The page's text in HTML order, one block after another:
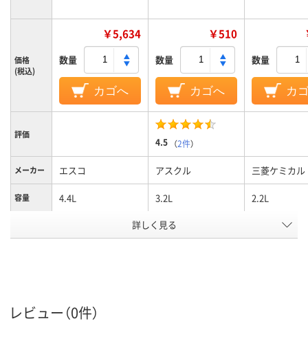
価格
(税込)
￥5,634
数量
カゴへ
￥510
数量
カゴへ
数量
カ
評価
4.5 （2件）
メーカー エスコ アスクル 三菱ケミカル
容量 4.4L 3.2L 2.2L
ポリプロピレン
詳しく見る
レビュー（0件）